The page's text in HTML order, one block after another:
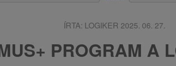
ÍRTA: LOGIKER 2025. 06. 27.
PROGRAM A